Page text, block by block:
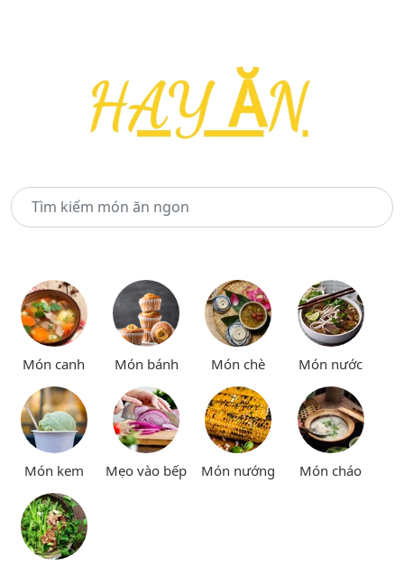
Món canh Món bánh Món chè Món nước
Món kem Mẹo vào bếp Món nướng Món cháo